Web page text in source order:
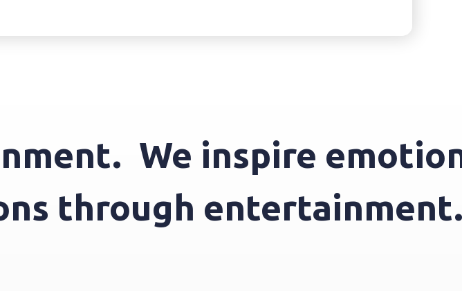
We inspire emotions
through